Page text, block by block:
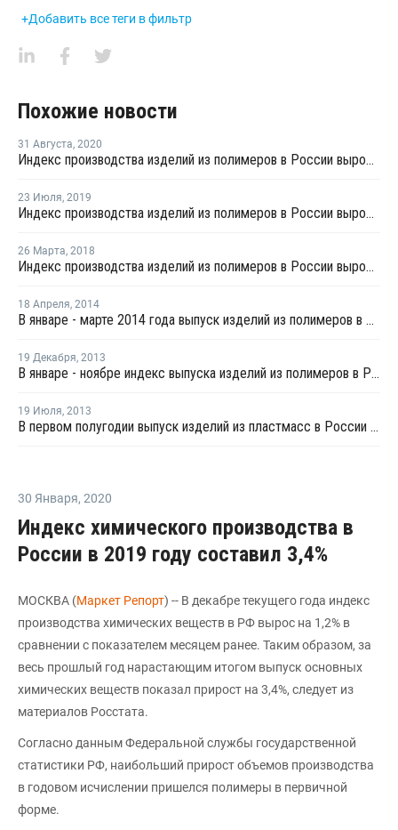
+Добавить все теги в фильтр
Похожие новости
31 Августа, 2020
Индекс производства изделий из полимеров в России вырос в январе - июле на 1,6%
23 Июля, 2019
Индекс производства изделий из полимеров в России вырос на 1,3% в первом полугодии
26 Марта, 2018
Индекс производства изделий из полимеров в России вырос на 7% в январе - феврале
18 Апреля, 2014
В январе - марте 2014 года выпуск изделий из полимеров в России вырос на 2,4%
19 Декабря, 2013
В январе - ноябре индекс выпуска изделий из полимеров в России вырос на 7,3%
19 Июля, 2013
В первом полугодии выпуск изделий из пластмасс в России вырос на 10%
30 Января, 2020
Индекс химического производства в
России в 2019 году составил 3,4%
МОСКВА (Маркет Репорт) -- В декабре текущего года индекс
производства химических веществ в РФ вырос на 1,2% в
сравнении с показателем месяцем ранее. Таким образом, за
весь прошлый год нарастающим итогом выпуск основных
химических веществ показал прирост на 3,4%, следует из
материалов Росстата.
Согласно данным Федеральной службы государственной
статистики РФ, наибольший прирост объемов производства
в годовом исчислении пришелся полимеры в первичной
форме.